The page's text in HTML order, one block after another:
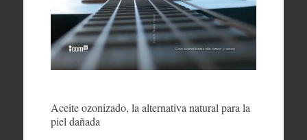
Aceite ozonizado, la alternativa natural para la
piel dañada